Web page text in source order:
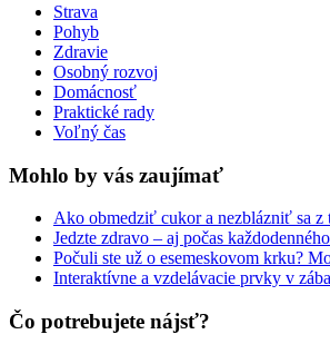
Strava
Pohyb
Zdravie
Osobný rozvoj
Domácnosť
Praktické rady
Voľný čas
Mohlo by vás zaujímať
Ako obmedziť cukor a nezblázniť sa z
Jedzte zdravo – aj počas
Počuli ste už o esemeskovom krku?
Interaktívne a vzdelávacie prvky v
Čo potrebujete nájsť?